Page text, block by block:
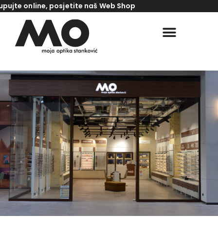
posjetite naš Web Shop